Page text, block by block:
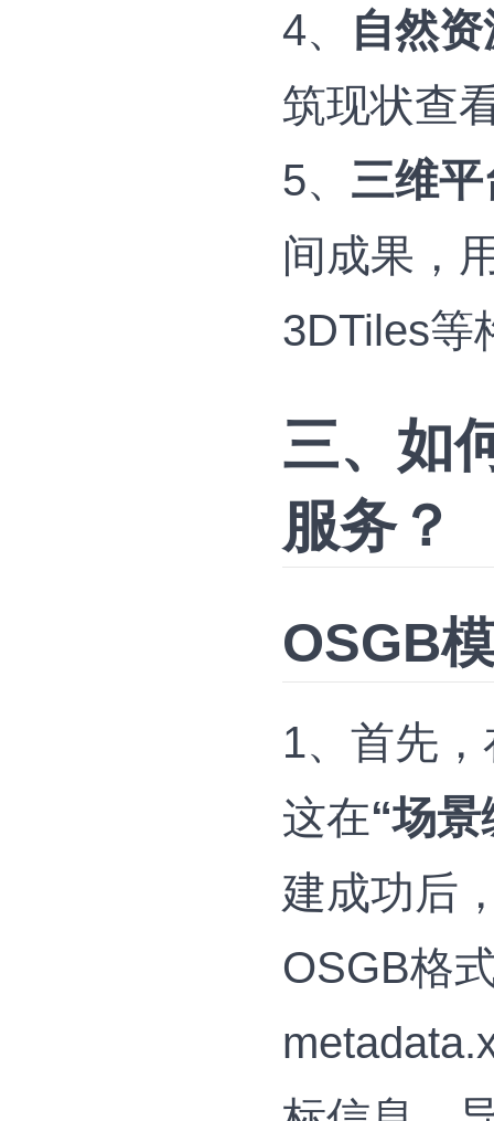
4、
自然
筑现状查
5、 三维
间成果，
3DTiles等
三、如
服务？
OSGB
1、首先
这在“场景
建成功后
OSGB格